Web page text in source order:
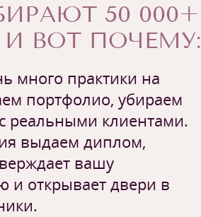
50 000+
ВОТ ПОЧЕМУ:
много практики на
портфолио, убираем
реальными клиентами.
выдаем диплом,
вашу
и открывает двери в